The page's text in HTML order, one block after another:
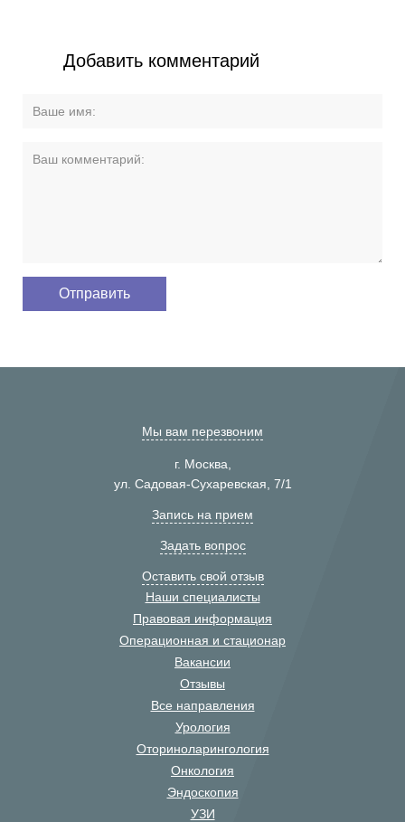
Добавить комментарий
Мы вам перезвоним
г. Москва,
ул. Садовая-Сухаревская, 7/1
Запись на прием
Задать вопрос
Оставить свой отзыв
Наши специалисты
Правовая информация
Операционная и стационар
Вакансии
Отзывы
Все направления
Урология
Оториноларингология
Онкология
Эндоскопия
УЗИ